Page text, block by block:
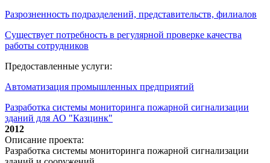
Разрозненность подразделений, представительств, филиалов
Существует потребность в регулярной проверке качества
работы сотрудников
Предоставленные услуги:
Автоматизация промышленных предприятий
Разработка системы мониторинга пожарной сигнализации
зданий для АО "Казцинк"
2012
Описание проекта:
Разработка системы мониторинга пожарной сигнализации